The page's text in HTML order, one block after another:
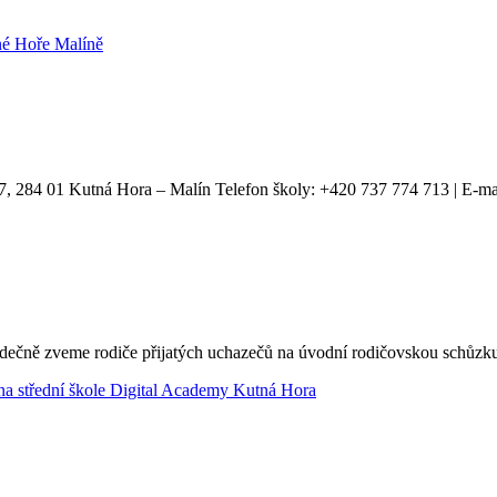
Hoře Malíně
284 01 Kutná Hora – Malín Telefon školy: +420 737 774 713 | E-
zveme rodiče přijatých uchazečů na úvodní rodičovskou